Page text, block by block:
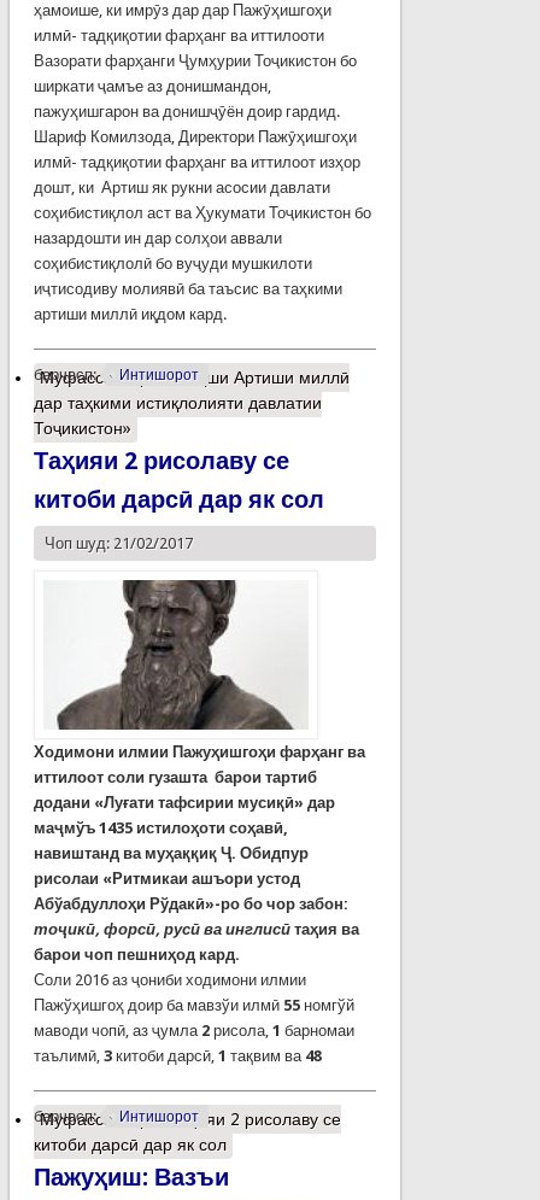
ҳамоише, ки имрӯз дар дар Пажӯҳишгоҳи
илмӣ- тадқиқотии фарҳанг ва иттилооти
Вазорати фарҳанги Ҷумҳурии Тоҷикистон бо
ширкати ҷамъе аз донишмандон,
пажуҳишгарон ва донишҷӯён доир гардид.
Шариф Комилзода, Директори Пажӯҳишгоҳи
илмӣ- тадқиқотии фарҳанг ва иттилоот изҳор
дошт, ки Артиш як рукни асосии давлати
соҳибистиқлол аст ва Ҳукумати Тоҷикистон бо
назардошти ин дар солҳои аввали
соҳибистиқлолӣ бо вуҷуди мушкилоти
иҷтисодиву молиявӣ ба таъсис ва таҳкими
артиши миллӣ иқдом кард.
барчасп: Интишорот
Муфассалтаро «Нақши Артиши миллӣ
дар таҳкими истиқлолияти давлатии
Тоҷикистон»
Таҳияи 2 рисолаву се
китоби дарсӣ дар як сол
Чоп шуд: 21/02/2017
Ходимони илмии Пажуҳишгоҳи фарҳанг ва
иттилоот соли гузашта барои тартиб
додани «Луғати тафсирии мусиқӣ» дар
маҷмўъ 1435 истилоҳоти соҳавӣ,
навиштанд ва муҳаққиқ Ҷ. Обидпур
рисолаи «Ритмикаи ашъори устод
Абўабдуллоҳи Рўдакӣ»-ро бо чор забон:
тоҷикӣ, форсӣ, русӣ ва инглисӣтаҳия ва
барои чоп пешниҳод кард.
Соли 2016 аз ҷониби ходимони илмии
Пажўҳишгоҳ доир ба мавзўи илмӣ 55номгўй
маводи чопӣ, аз ҷумла 2рисола, 1 барномаи
таълимӣ, 3китоби дарсӣ, 1 тақвим ва 48
барчасп: Интишорот
Муфассалтаро Таҳияи 2 рисолаву се
китоби дарсӣ дар як сол
Пажуҳиш: Вазъи